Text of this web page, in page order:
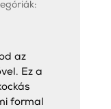
az
Ez a
formal